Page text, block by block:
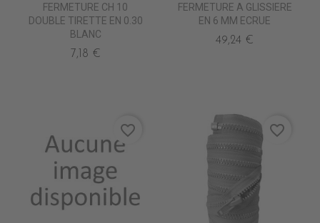
FERMETURE CH 10
DOUBLE TIRETTE EN 0.30
BLANC
7,18 €
FERMETURE A GLISSIERE
EN 6 MM ECRUE
49,24 €
favorite_border favorite_border